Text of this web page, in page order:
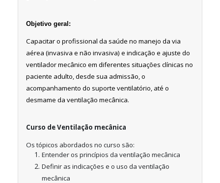
Objetivo geral:
Capacitar o profissional da saúde no manejo da via
aérea (invasiva e não invasiva) e indicação e ajuste do
ventilador mecânico em diferentes situações clínicas no
paciente adulto, desde sua admissão, o
acompanhamento do suporte ventilatório, até o
desmame da ventilação mecânica.
Curso de Ventilação mecânica
Os tópicos abordados no curso são:
Entender os princípios da ventilação mecânica
Definir as indicações e o uso da ventilação
mecânica